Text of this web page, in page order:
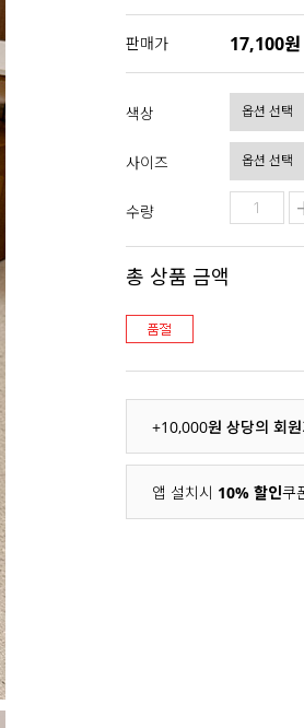
판매가 17,100원
색상
사이즈
수량
총 상품 금액
+10,000원 상당의 회
앱 설치시 10% 할인쿠